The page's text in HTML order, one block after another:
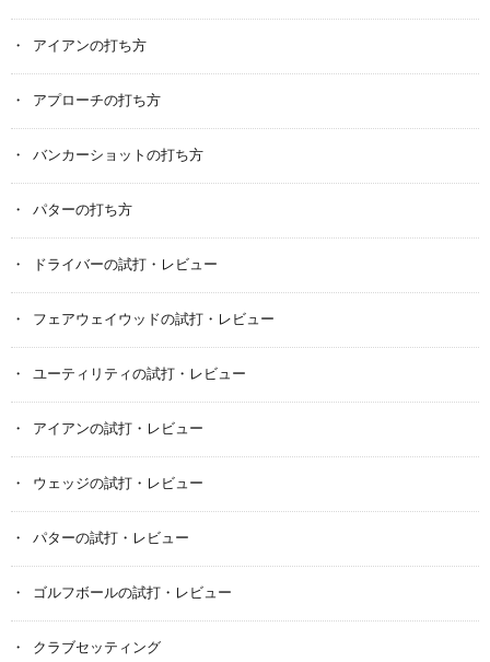
アイアンの打ち方
アプローチの打ち方
バンカーショットの打ち方
パターの打ち方
ドライバーの試打・レビュー
フェアウェイウッドの試打・レビュー
ユーティリティの試打・レビュー
アイアンの試打・レビュー
ウェッジの試打・レビュー
パターの試打・レビュー
ゴルフボールの試打・レビュー
クラブセッティング